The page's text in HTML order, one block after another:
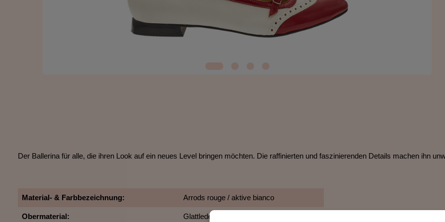
Der Ballerina für alle, die ihren Look auf ein neues Level bringen möchten. Die raffinierten und faszinierenden Details machen ihn
Material- & Farbbezeichnung: Arrods rouge / aktive bianco
Obermaterial: Glattleder